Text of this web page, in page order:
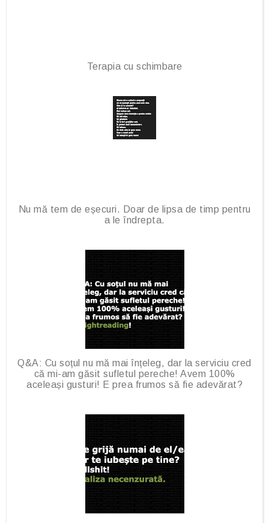
Terapia cu schimbare
Nu mă tem de eșecuri. Doar de lipsa de timp pentru
a le îndrepta.
Q&A: Cu soțul nu mă mai înțeleg, dar la serviciu cred
că mi-am găsit sufletul pereche! Avem 100%
aceleași gusturi! E prea frumos să fie adevărat?